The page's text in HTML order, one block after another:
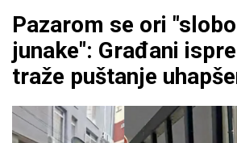
Pazarom se ori
junake": Građani
traže puštanje